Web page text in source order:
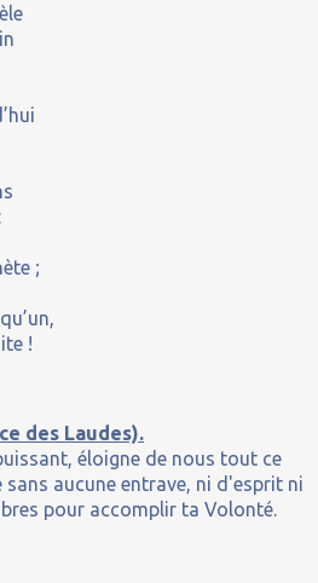
;
!
des Laudes).
éloigne de nous tout ce
aucune entrave, ni d'esprit ni
pour accomplir ta Volonté.